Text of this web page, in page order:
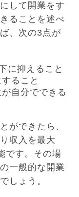
して開業をす
ることを述べ
、次の3点が
に抑えること
ること
自分でできる
ができたら、
収入を最大
です。その場
一般的な開業
しょう。